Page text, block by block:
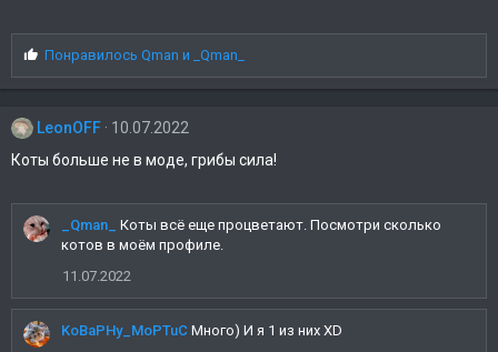
С
и
м
а
т
:
Понравилось Qman и _Qman_
LeonOFF
10.07.2022
Коты больше не в моде, грибы сила!
_Qman_
Коты всё еще процветают. Посмотри сколько
котов в моём профиле.
11.07.2022
KoBaPHy_MoPTuC Много) И я 1 из них XD